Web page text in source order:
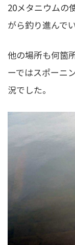
20メタニウムの
がら釣り進んで
他の場所も何箇
ーではスポーニ
況でした。